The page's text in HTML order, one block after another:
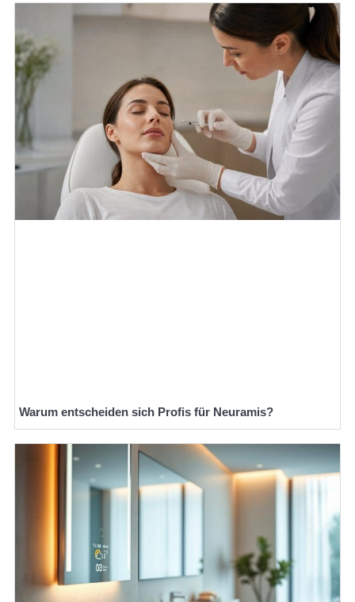
Warum entscheiden sich Profis für Neuramis?